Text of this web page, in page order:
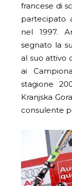
francese di
partecipato
nel 1997.
segnato la
al suo attivo
ai
stagione
Kranjska
consulente